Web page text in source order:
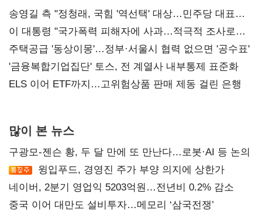
송영길 측 "정청래, 국힘 '역선택' 대상…민주당 대표로
총선 지휘 못해"
이 대통령 "국가폭력 피해자에 사과…적극적 조사로
진실 밝혀야"
주택공급 '동상이몽'…정부·서울시 협력 없으면 '공수표'
'금융복합기업집단' 토스, 전 계열사 내부통제 표준화
ELS 이어 ETF까지…고위험상품 판매 제동 걸린 은행
많이 본 뉴스
구광모-젠슨 황, 두 달 만에 또 만난다…로봇·AI 등 논의
윙입푸드, 경영진 주가 부양 의지에 상한가
네이버, 2분기 영업익 5203억원…전년비 0.2% 감소
중국 이어 대만도 설비투자…메모리 ‘삼국전쟁’